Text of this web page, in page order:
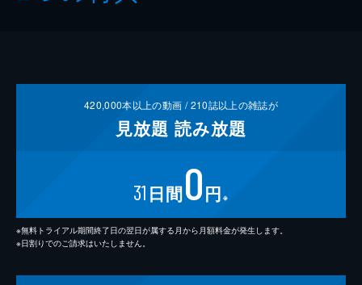
420,000本以上の動画 /210誌以上の雑誌が
見放題 読み放題
31 日間0円 ※
※無料トライアル期間終了日の翌日が属する月から月額料金が発生します。
※日割りでのご請求はいたしません。